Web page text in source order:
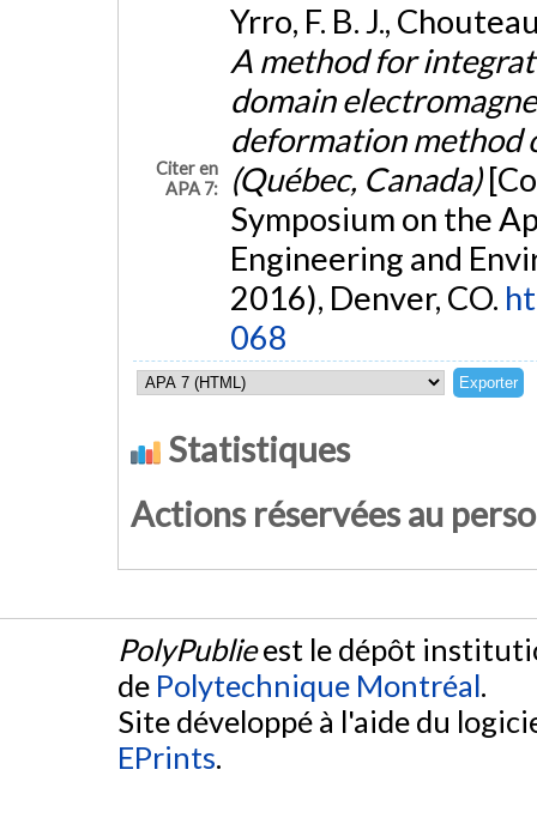
Citer en
APA 7:
Yrro, F. B. J.,
A method for
domain
deformation method
(Québec, Canada)
Symposium on the
Engineering and
2016), Denver, CO.
068
Statistiques
Actions réservées au
PolyPublieest le dépôt
de Polytechnique Montréal.
Site développé à l'aide du
EPrints.